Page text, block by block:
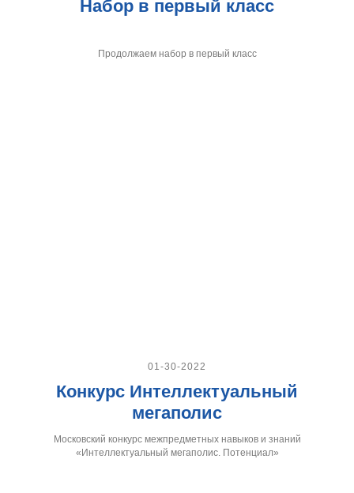
Набор в первый класс
Продолжаем набор в первый класс
01-30-2022
Конкурс Интеллектуальный
мегаполис
Московский конкурс межпредметных навыков и знаний
«Интеллектуальный мегаполис. Потенциал»